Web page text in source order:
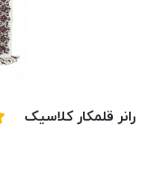
رانر قلمکار کلاسیک